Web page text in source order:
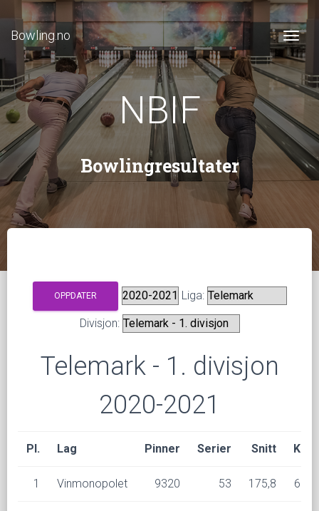
Bowling.no
NBIF
Bowlingresultater
Liga:
Divisjon:
Telemark - 1. divisjon
2020-2021
Pl. Lag Pinner Serier Snitt K
1 Vinmonopolet 9320 53 175,8 6